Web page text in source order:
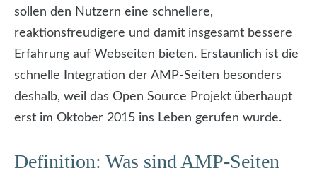
sollen den Nutzern eine schnellere,
reaktionsfreudigere und damit insgesamt bessere
Erfahrung auf Webseiten bieten. Erstaunlich ist die
schnelle Integration der AMP-Seiten besonders
deshalb, weil das Open Source Projekt überhaupt
erst im Oktober 2015 ins Leben gerufen wurde.
Definition: Was sind AMP-Seiten